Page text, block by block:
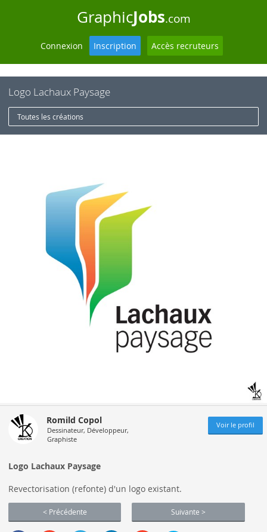
GraphicJobs.com
Connexion Inscription Accès recruteurs
Logo Lachaux Paysage
Toutes les créations
Romild Copol
Dessinateur, Développeur,
Graphiste
Voir le profil
Logo Lachaux Paysage
Revectorisation (refonte) d'un logo existant.
< Précédente Suivante >